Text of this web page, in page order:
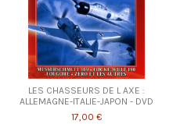
LES CHASSEURS DE L AXE :
ALLEMAGNE-ITALIE-JAPON - DVD
17,00 €